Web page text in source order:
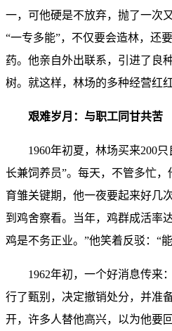
一，可他硬是不放弃，抛了一次
“一专多能”，不仅要会造林，还
药。他亲自外出联系，引进了良
树。就这样，林场的多种经营红
艰难岁月：与职工同甘共苦
1960年初夏，林场买来200
长兼饲养员”。每天，不管多忙，
育雏关键期，他一夜要起来好几
到鸡舍察看。当年，鸡群成活率
鸡是不务正业。”他笑着反驳：“
1962年初，一个好消息传来
行了甄别，决定撤销处分，并准
开，许多人替他高兴，以为他要